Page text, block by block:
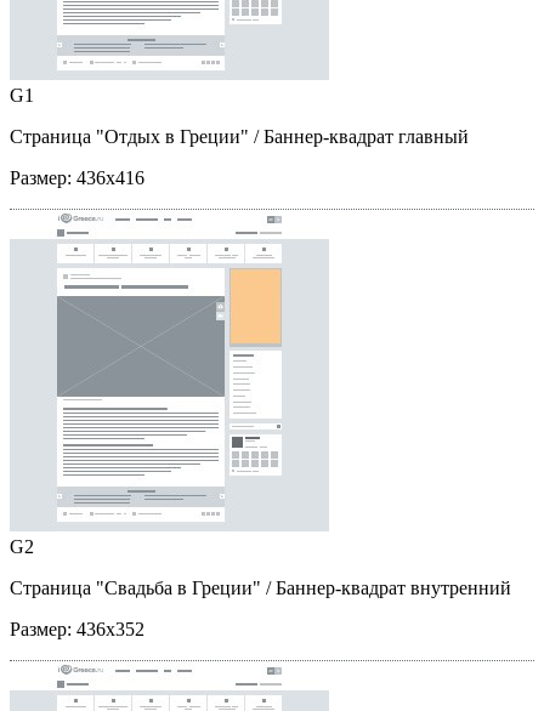
G1
Страница "Отдых в Греции" / Баннер-квадрат главный
Размер: 436x416
G2
Страница "Свадьба в Греции" / Баннер-квадрат внутренний
Размер: 436x352